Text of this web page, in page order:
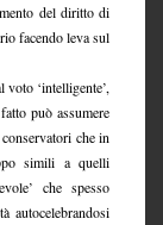
del diritto di
facendo leva sul
voto ‘intelligente’,
può assumere
che in
simili a quelli
che spesso
autocelebrandosi